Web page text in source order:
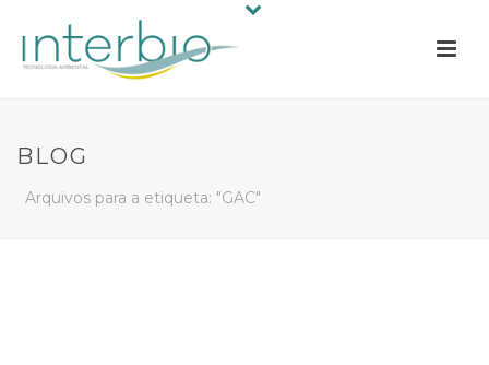
BLOG
Arquivos para a etiqueta: "GAC"